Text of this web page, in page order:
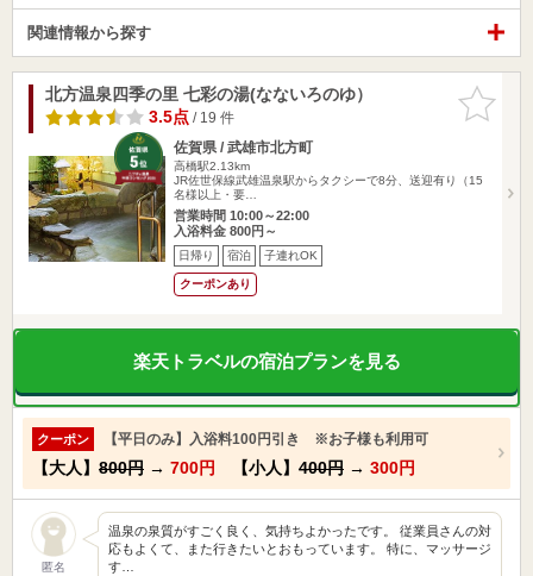
関連情報から探す
お気に入
りに追加
北方温泉四季の里 七彩の湯(なないろのゆ）
3.5点/ 19 件
佐賀県 / 武雄市北方町
高橋駅2.13km
JR佐世保線武雄温泉駅からタクシーで8分、送迎有り（15
名様以上・要…
営業時間 10:00～22:00
入浴料金 800円～
日帰り 宿泊 子連れOK
クーポンあり
楽天トラベルの宿泊プランを見る
クーポン 【平日のみ】入浴料100円引き ※お子様も利用可
【大人】 800円 → 700円 【小人】 400円 → 300円
匿名
温泉の泉質がすごく良く、気持ちよかったです。 従業員さんの対
応もよくて、また行きたいとおもっています。 特に、マッサージ
す…